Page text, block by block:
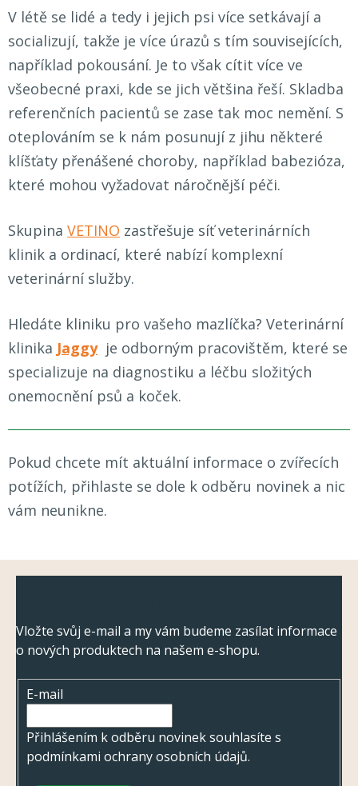
V létě se lidé a tedy i jejich psi více setkávají a
socializují, takže je více úrazů s tím souvisejících,
například pokousání. Je to však cítit více ve
všeobecné praxi, kde se jich většina řeší. Skladba
referenčních pacientů se zase tak moc nemění. S
oteplováním se k nám posunují z jihu některé
klíšťaty přenášené choroby, například babezióza,
které mohou vyžadovat náročnější péči.
Skupina VETINO zastřešuje síť veterinárních
klinik a ordinací, které nabízí komplexní
veterinární služby.
Hledáte kliniku pro vašeho mazlíčka? Veterinární
klinika Jaggyje odborným pracovištěm, které se
specializuje na diagnostiku a léčbu složitých
onemocnění psů a koček.
Pokud chcete mít aktuální informace o zvířecích
potížích, přihlaste se dole k odběru novinek a nic
vám neunikne.
Vložte svůj e-mail a my vám budeme zasílat informace
o nových produktech na našem e-shopu.
E-mail
Přihlášením k odběru novinek souhlasíte s
podmínkami ochrany osobních údajů.